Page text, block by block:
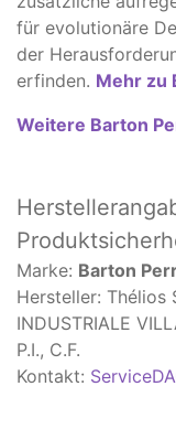
für evolutionäre
der
erfinden. Mehr zu
Weitere Barton
Marke: Barton
Hersteller: Thélios
INDUSTRIALE
P.I., C.F.
Kontakt: